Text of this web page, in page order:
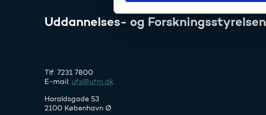
v
a
Uddannelses- og Forskningsstyrelsen
Tlf. 7231 7800
E-mail: ufs@ufm.dk
Haraldsgade 53
2100 København Ø